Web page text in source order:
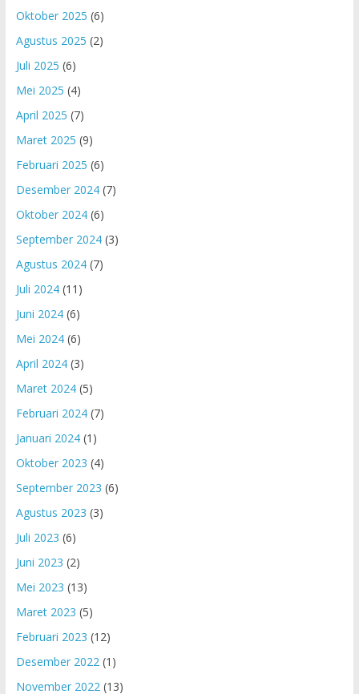
Oktober 2025 (6)
Agustus 2025 (2)
Juli 2025 (6)
Mei 2025 (4)
April 2025 (7)
Maret 2025 (9)
Februari 2025 (6)
Desember 2024(7)
Oktober 2024(6)
September 2024(3)
Agustus 2024(7)
Juli 2024(11)
Juni 2024(6)
Mei 2024(6)
April 2024(3)
Maret 2024(5)
Februari 2024(7)
Januari 2024(1)
Oktober 2023 (4)
September 2023 (6)
Agustus 2023 (3)
Juli 2023 (6)
Juni 2023 (2)
Mei 2023 (13)
Maret 2023 (5)
Februari 2023 (12)
Desember 2022(1)
November 2022(13)